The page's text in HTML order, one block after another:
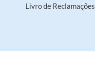
Livro de Reclamações